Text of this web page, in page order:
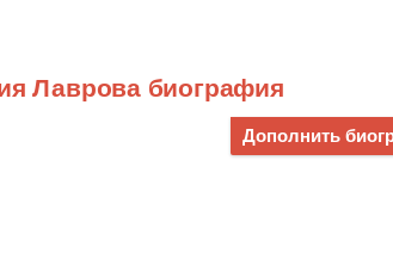
Лаврова биография
Дополнить